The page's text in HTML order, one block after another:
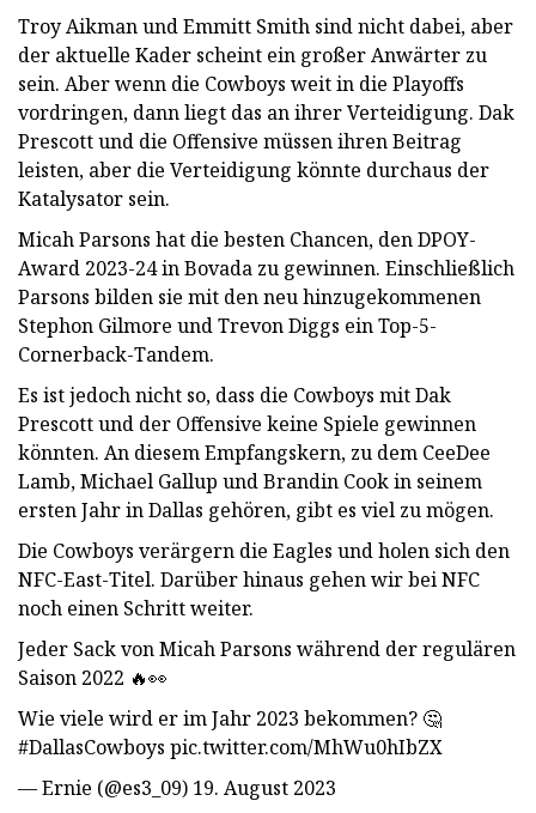
Troy Aikman und Emmitt Smith sind nicht dabei, aber
der aktuelle Kader scheint ein großer Anwärter zu
sein. Aber wenn die Cowboys weit in die Playoffs
vordringen, dann liegt das an ihrer Verteidigung. Dak
Prescott und die Offensive müssen ihren Beitrag
leisten, aber die Verteidigung könnte durchaus der
Katalysator sein.
Micah Parsons hat die besten Chancen, den DPOY-
Award 2023-24 in Bovada zu gewinnen. Einschließlich
Parsons bilden sie mit den neu hinzugekommenen
Stephon Gilmore und Trevon Diggs ein Top-5-
Cornerback-Tandem.
Es ist jedoch nicht so, dass die Cowboys mit Dak
Prescott und der Offensive keine Spiele gewinnen
könnten. An diesem Empfangskern, zu dem CeeDee
Lamb, Michael Gallup und Brandin Cook in seinem
ersten Jahr in Dallas gehören, gibt es viel zu mögen.
Die Cowboys verärgern die Eagles und holen sich den
NFC-East-Titel. Darüber hinaus gehen wir bei NFC
noch einen Schritt weiter.
Jeder Sack von Micah Parsons während der regulären
Saison 2022 🔥👀
Wie viele wird er im Jahr 2023 bekommen? 🤔
#DallasCowboys pic.twitter.com/MhWu0hIbZX
— Ernie (@es3_09) 19. August 2023